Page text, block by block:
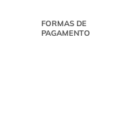
FORMAS DE
PAGAMENTO